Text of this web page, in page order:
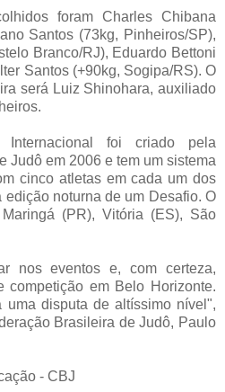
foram Charles Chibana
Santos (73kg, Pinheiros/SP),
Branco/RJ), Eduardo Bettoni
Santos (+90kg, Sogipa/RS). O
será Luiz Shinohara, auxiliado
foi criado pela
Judô em 2006 e tem um sistema
cinco atletas em cada um dos
noturna de um Desafio. O
(PR), Vitória (ES), São
nos eventos e, com certeza,
competição em Belo Horizonte.
uma disputa de altíssimo nível",
Brasileira de Judô, Paulo
- CBJ